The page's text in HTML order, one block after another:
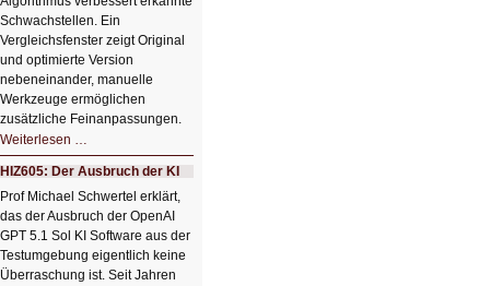
Schwachstellen. Ein
Vergleichsfenster zeigt Original
und optimierte Version
nebeneinander, manuelle
Werkzeuge ermöglichen
zusätzliche Feinanpassungen.
Weiterlesen …
Bildverschönerung
mit
einem
Klick
HIZ606:
Bildverschönerung
mit
einem
Klick
HIZ605: Der Ausbruch der KI
Prof Michael Schwertel erklärt,
das der Ausbruch der OpenAI
GPT 5.1 Sol KI Software aus der
Testumgebung eigentlich keine
Überraschung ist. Seit Jahren